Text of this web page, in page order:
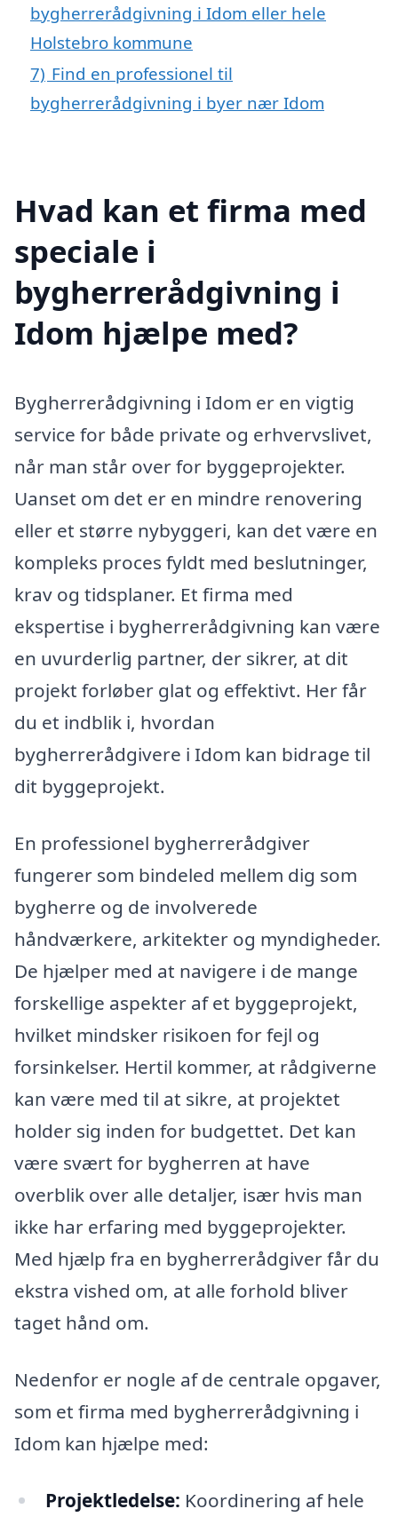
bygherrerådgivning i Idom eller hele
Holstebro kommune
7) Find en professionel til
bygherrerådgivning i byer nær Idom
Hvad kan et firma med
speciale i
bygherrerådgivning i
Idom hjælpe med?
Bygherrerådgivning i Idom er en vigtig
service for både private og erhvervslivet,
når man står over for byggeprojekter.
Uanset om det er en mindre renovering
eller et større nybyggeri, kan det være en
kompleks proces fyldt med beslutninger,
krav og tidsplaner. Et firma med
ekspertise i bygherrerådgivning kan være
en uvurderlig partner, der sikrer, at dit
projekt forløber glat og effektivt. Her får
du et indblik i, hvordan
bygherrerådgivere i Idom kan bidrage til
dit byggeprojekt.
En professionel bygherrerådgiver
fungerer som bindeled mellem dig som
bygherre og de involverede
håndværkere, arkitekter og myndigheder.
De hjælper med at navigere i de mange
forskellige aspekter af et byggeprojekt,
hvilket mindsker risikoen for fejl og
forsinkelser. Hertil kommer, at rådgiverne
kan være med til at sikre, at projektet
holder sig inden for budgettet. Det kan
være svært for bygherren at have
overblik over alle detaljer, især hvis man
ikke har erfaring med byggeprojekter.
Med hjælp fra en bygherrerådgiver får du
ekstra vished om, at alle forhold bliver
taget hånd om.
Nedenfor er nogle af de centrale opgaver,
som et firma med bygherrerådgivning i
Idom kan hjælpe med:
Projektledelse: Koordinering af hele